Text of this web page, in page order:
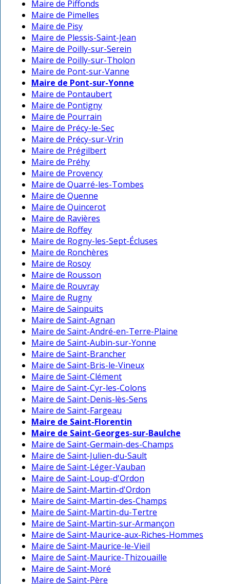
Maire de Piffonds
Maire de Pimelles
Maire de Pisy
Maire de Plessis-Saint-Jean
Maire de Poilly-sur-Serein
Maire de Poilly-sur-Tholon
Maire de Pont-sur-Vanne
Maire de Pont-sur-Yonne
Maire de Pontaubert
Maire de Pontigny
Maire de Pourrain
Maire de Précy-le-Sec
Maire de Précy-sur-Vrin
Maire de Prégilbert
Maire de Préhy
Maire de Provency
Maire de Quarré-les-Tombes
Maire de Quenne
Maire de Quincerot
Maire de Ravières
Maire de Roffey
Maire de Rogny-les-Sept-Écluses
Maire de Ronchères
Maire de Rosoy
Maire de Rousson
Maire de Rouvray
Maire de Rugny
Maire de Sainpuits
Maire de Saint-Agnan
Maire de Saint-André-en-Terre-Plaine
Maire de Saint-Aubin-sur-Yonne
Maire de Saint-Brancher
Maire de Saint-Bris-le-Vineux
Maire de Saint-Clément
Maire de Saint-Cyr-les-Colons
Maire de Saint-Denis-lès-Sens
Maire de Saint-Fargeau
Maire de Saint-Florentin
Maire de Saint-Georges-sur-Baulche
Maire de Saint-Germain-des-Champs
Maire de Saint-Julien-du-Sault
Maire de Saint-Léger-Vauban
Maire de Saint-Loup-d'Ordon
Maire de Saint-Martin-d'Ordon
Maire de Saint-Martin-des-Champs
Maire de Saint-Martin-du-Tertre
Maire de Saint-Martin-sur-Armançon
Maire de Saint-Maurice-aux-Riches-Hommes
Maire de Saint-Maurice-le-Vieil
Maire de Saint-Maurice-Thizouaille
Maire de Saint-Moré
Maire de Saint-Père